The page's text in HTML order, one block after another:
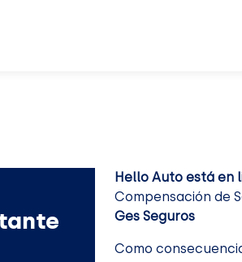
Hello Auto está en
Compensación de
Ges Seguros
Como